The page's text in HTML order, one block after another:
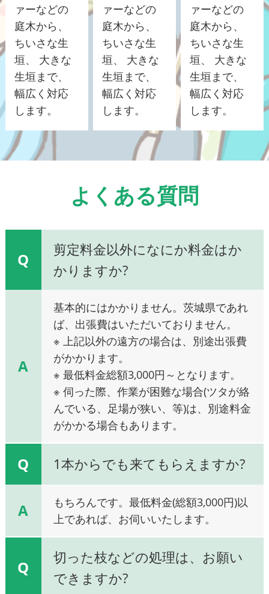
ァーなどの
庭木から、
ちいさな生
垣、 大きな
生垣まで、
幅広く対応
します。
ァーなどの
庭木から、
ちいさな生
垣、 大きな
生垣まで、
幅広く対応
します。
ァーなどの
庭木から、
ちいさな生
垣、 大きな
生垣まで、
幅広く対応
します。
よくある質問
Q
剪定料金以外になにか料金はか
かりますか?
A
基本的にはかかりません。茨城県であれ
ば、出張費はいただいておりません。
※ 上記以外の遠方の場合は、別途出張費
がかかります。
※ 最低料金総額3,000円～となります。
※ 伺った際、作業が困難な場合(ツタが絡
んでいる、足場が狭い、等)は、別途料金
がかかる場合もあります。
Q 1本からでも来てもらえますか?
A
もちろんです。最低料金(総額3,000円)以
上であれば、お伺いいたします。
Q
切った枝などの処理は、お願い
できますか?